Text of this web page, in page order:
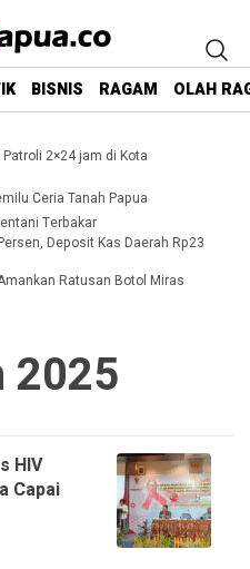
BISNIS RAGAM OLAH
2×24 jam di Kota
Ceria Tanah Papua
Terbakar
Deposit Kas Daerah Rp23
Ratusan Botol Miras
2025
HIV
Capai